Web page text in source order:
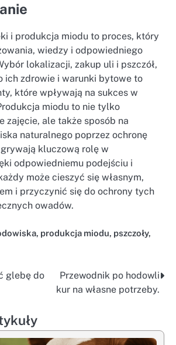
i produkcja miodu to proces, który
wiedzy i odpowiedniego
lokalizacji, zakup uli i pszczół,
ich zdrowie i warunki bytowe to
które wpływają na sukces w
miodu to nie tylko
zajęcie, ale także sposób na
naturalnego poprzez ochronę
kluczową rolę w
odpowiedniemu podejściu i
może cieszyć się własnym,
i przyczynić się do ochrony tych
owadów.
, produkcja miodu, pszczoły,
glebę do
Przewodnik po hodowli
kur na własne potrzeby.